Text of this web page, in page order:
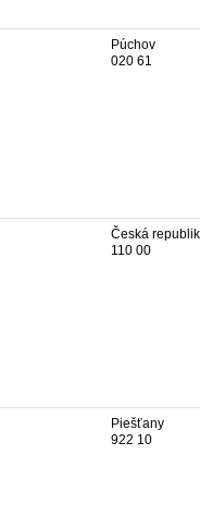
Púchov
020 61
Česká
110 00
Piešťany
922 10